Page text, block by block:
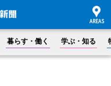
暮らす・働く 学ぶ・知る